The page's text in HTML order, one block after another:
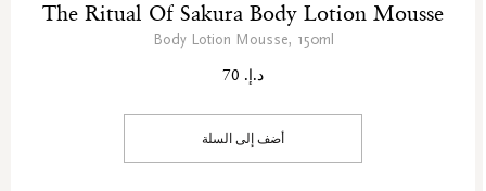
The Ritual Of Sakura Body Lotion Mousse
Body Lotion Mousse, 150ml
د.إ. 70
أضف إلى السلة